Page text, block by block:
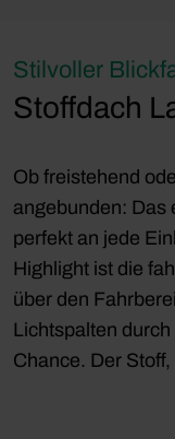
Stilvoller
Stoffdach
Ob freistehend
angebunden: Das
perfekt an jede
Highlight ist die
über den
Lichtspalten
Chance. Der